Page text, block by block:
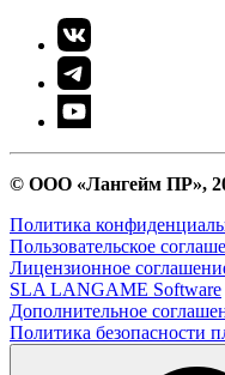
© ООО «Лангейм ПР»,
Политика
Пользовательское
Лицензионное
SLA LANGAME Software
Дополнительное
Политика безопасности